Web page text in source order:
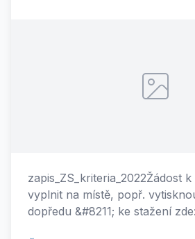
zapis_ZS_kriteria_2022Žádost
vyplnit na místě, popř.
dopředu &#8211; ke stažení zde: